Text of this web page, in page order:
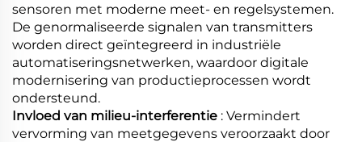
sensoren met moderne meet- en regelsystemen.
De genormaliseerde signalen van transmitters
worden direct geïntegreerd in industriële
automatiseringsnetwerken, waardoor digitale
modernisering van productieprocessen wordt
ondersteund.
Invloed van milieu-interferentie : Vermindert
vervorming van meetgegevens veroorzaakt door